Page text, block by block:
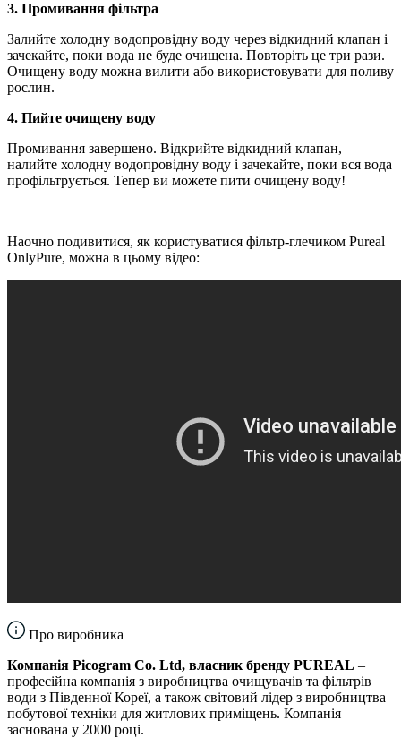
3. Промивання фільтра
Залийте холодну водопровідну воду через відкидний клапан і
зачекайте, поки вода не буде очищена. Повторіть це три рази.
Очищену воду можна вилити або використовувати для поливу
рослин.
4. Пийте очищену воду
Промивання завершено. Відкрийте відкидний клапан,
налийте холодну водопровідну воду і зачекайте, поки вся вода
профільтрується. Тепер ви можете пити очищену воду!
Наочно подивитися, як користуватися фільтр-глечиком Pureal
OnlyPure, можна в цьому відео:
Про виробника
Компанія Piсоgram Co. Ltd, власник бренду PUREAL –
професійна компанія з виробництва очищувачів та фільтрів
води з Південної Кореї, а також світовий лідер з виробництва
побутової техніки для житлових приміщень. Компанія
заснована у 2000 році.